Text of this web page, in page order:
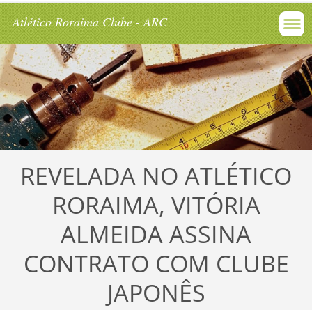
Atlético Roraima Clube - ARC
REVELADA NO ATLÉTICO
RORAIMA, VITÓRIA
ALMEIDA ASSINA
CONTRATO COM CLUBE
JAPONÊS